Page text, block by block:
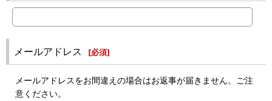
メールアドレス [必須]
メールアドレスをお間違えの場合はお返事が届きません。ご注
意ください。